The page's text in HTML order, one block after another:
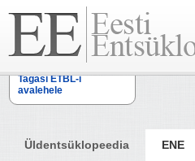
Tagasi ETBL-i
avalehele
Üldentsüklopeedia ENE